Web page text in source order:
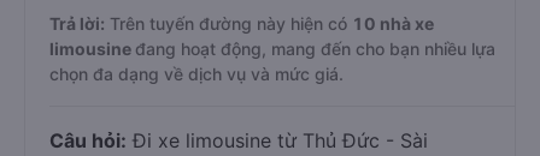
Trả lời: Trên tuyến đường này hiện có 10 nhà xe
limousine đang hoạt động, mang đến cho bạn nhiều lựa
chọn đa dạng về dịch vụ và mức giá.
Câu hỏi: Đi xe limousine từ Thủ Đức - Sài